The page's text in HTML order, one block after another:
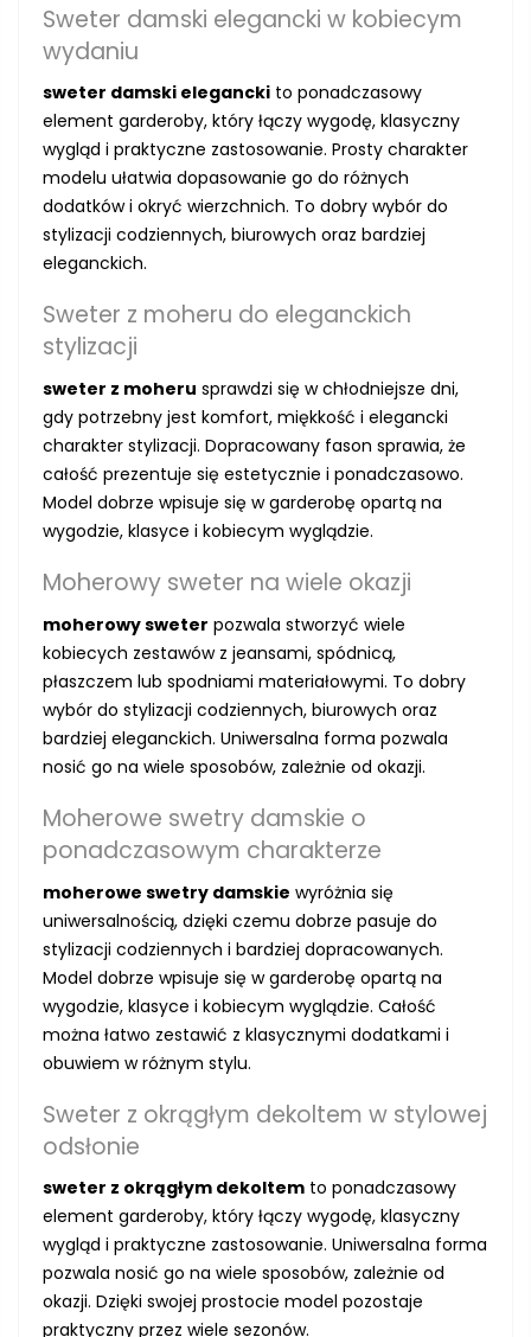
Sweter damski elegancki w kobiecym
wydaniu
sweter damski elegancki to ponadczasowy
element garderoby, który łączy wygodę, klasyczny
wygląd i praktyczne zastosowanie. Prosty charakter
modelu ułatwia dopasowanie go do różnych
dodatków i okryć wierzchnich. To dobry wybór do
stylizacji codziennych, biurowych oraz bardziej
eleganckich.
Sweter z moheru do eleganckich
stylizacji
sweter z moheru sprawdzi się w chłodniejsze dni,
gdy potrzebny jest komfort, miękkość i elegancki
charakter stylizacji. Dopracowany fason sprawia, że
całość prezentuje się estetycznie i ponadczasowo.
Model dobrze wpisuje się w garderobę opartą na
wygodzie, klasyce i kobiecym wyglądzie.
Moherowy sweter na wiele okazji
moherowy sweter pozwala stworzyć wiele
kobiecych zestawów z jeansami, spódnicą,
płaszczem lub spodniami materiałowymi. To dobry
wybór do stylizacji codziennych, biurowych oraz
bardziej eleganckich. Uniwersalna forma pozwala
nosić go na wiele sposobów, zależnie od okazji.
Moherowe swetry damskie o
ponadczasowym charakterze
moherowe swetry damskie wyróżnia się
uniwersalnością, dzięki czemu dobrze pasuje do
stylizacji codziennych i bardziej dopracowanych.
Model dobrze wpisuje się w garderobę opartą na
wygodzie, klasyce i kobiecym wyglądzie. Całość
można łatwo zestawić z klasycznymi dodatkami i
obuwiem w różnym stylu.
Sweter z okrągłym dekoltem w stylowej
odsłonie
sweter z okrągłym dekoltem to ponadczasowy
element garderoby, który łączy wygodę, klasyczny
wygląd i praktyczne zastosowanie. Uniwersalna forma
pozwala nosić go na wiele sposobów, zależnie od
okazji. Dzięki swojej prostocie model pozostaje
praktyczny przez wiele sezonów.